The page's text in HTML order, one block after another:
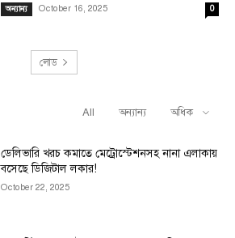
অন্যান্য October 16, 2025 0
লোড
All অন্যান্য অধিক
ডেলিভারি খরচ কমাতে মেট্রোস্টেশনসহ নানা এলাকায়
বসেছে ডিজিটাল লকার!
October 22, 2025